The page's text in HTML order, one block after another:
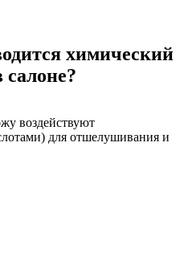
химический
воздействуют
для отшелушивания и